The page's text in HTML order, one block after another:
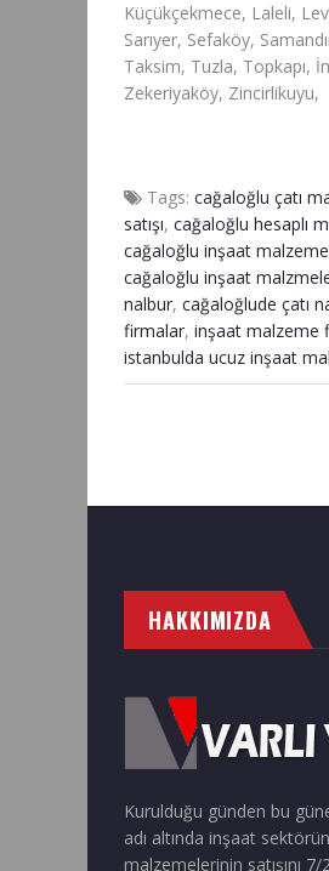
Küçükçekmece, Laleli,
Sarıyer, Sefaköy,
Taksim, Tuzla, Topkapı,
Zekeriyaköy, Zincirlikuyu,
Tags: cağaloğlu çatı
satışı, cağaloğlu hesaplı
cağaloğlu inşaat
cağaloğlu inşaat
nalbur, cağaloğlude çatı
firmalar, inşaat malzeme
istanbulda ucuz inşaat
HAKKIMIZDA
Kurulduğu günden bu
adı altında inşaat
malzemelerinin satışını